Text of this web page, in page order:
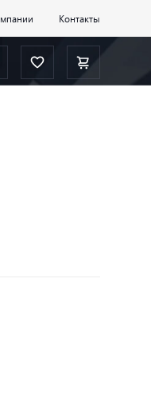
Контакты